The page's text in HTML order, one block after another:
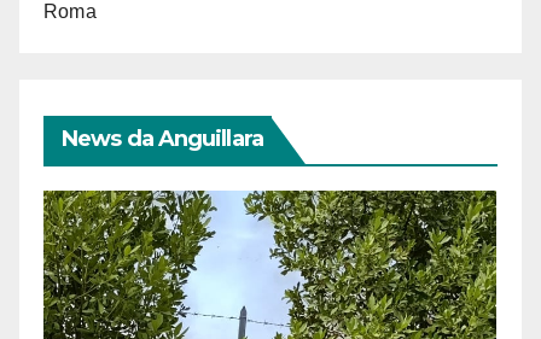
Roma
News da Anguillara